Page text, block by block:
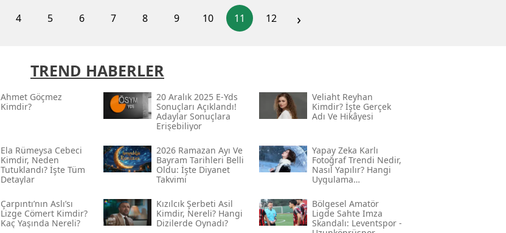
4 5 6 7 8 9 10 11 12 ›
TREND HABERLER
Ahmet Göçmez
Kimdir?
20 Aralık 2025 E-Yds
Sonuçları Açıklandı!
Adaylar Sonuçlara
Erişebiliyor
Veliaht Reyhan
Kimdir? İşte Gerçek
Adı Ve Hikâyesi
Ela Rümeysa Cebeci
Kimdir, Neden
Tutuklandı? İşte Tüm
Detaylar
2026 Ramazan Ayı Ve
Bayram Tarihleri Belli
Oldu: İşte Diyanet
Takvimi
Yapay Zeka Karlı
Fotoğraf Trendi Nedir,
Nasıl Yapılır? Hangi
Uygulama
Adım Adım Rehber
Çarpıntı’nın Aslı’sı
Lizge Cömert Kimdir?
Kaç Yaşında Nereli?
Kızılcık Şerbeti Asil
Kimdir, Nereli? Hangi
Dizilerde Oynadı?
Bölgesel Amatör
Ligde Sahte Imza
Skandalı: Leventspor -